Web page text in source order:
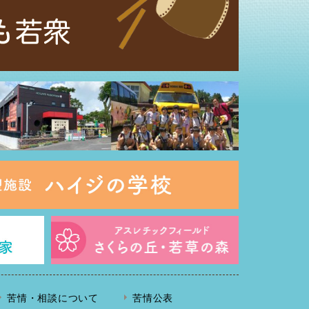
苦情・相談について 苦情公表